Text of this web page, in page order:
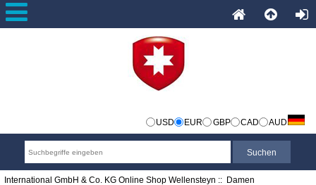
USD EUR GBP CAD AUD
International GmbH & Co. KG Online Shop Wellensteyn :: Damen